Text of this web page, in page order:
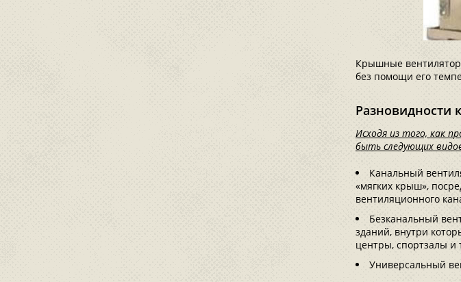
Крышные
без помощи его
Разновидности
Исходя из того, как
быть следующих
Канальный
«мягких крыш»,
вентиляционного
Безканальный
зданий, внутри
центры, спортзалы и
Универсальный